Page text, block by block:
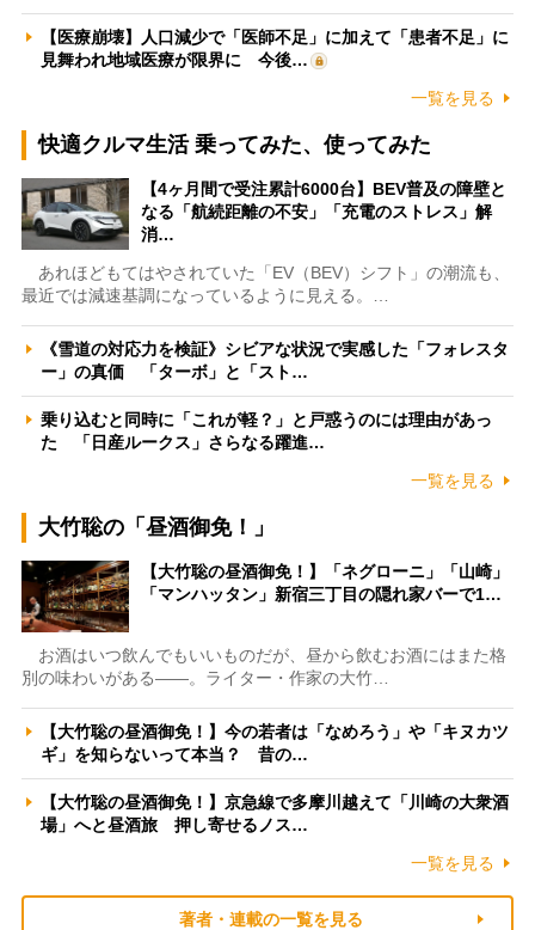
【医療崩壊】人口減少で「医師不足」に加えて「患者不足」に
見舞われ地域医療が限界に 今後…
一覧を見る
快適クルマ生活 乗ってみた、使ってみた
【4ヶ月間で受注累計6000台】BEV普及の障壁と
なる「航続距離の不安」「充電のストレス」解
消…
あれほどもてはやされていた「EV（BEV）シフト」の潮流も、
最近では減速基調になっているように見える。…
《雪道の対応力を検証》シビアな状況で実感した「フォレスタ
ー」の真価 「ターボ」と「スト…
乗り込むと同時に「これが軽？」と戸惑うのには理由があっ
た 「日産ルークス」さらなる躍進…
一覧を見る
大竹聡の「昼酒御免！」
【大竹聡の昼酒御免！】「ネグローニ」「山崎」
「マンハッタン」新宿三丁目の隠れ家バーで1…
お酒はいつ飲んでもいいものだが、昼から飲むお酒にはまた格
別の味わいがある――。ライター・作家の大竹…
【大竹聡の昼酒御免！】今の若者は「なめろう」や「キヌカツ
ギ」を知らないって本当？ 昔の…
【大竹聡の昼酒御免！】京急線で多摩川越えて「川崎の大衆酒
場」へと昼酒旅 押し寄せるノス…
一覧を見る
著者・連載の一覧を見る